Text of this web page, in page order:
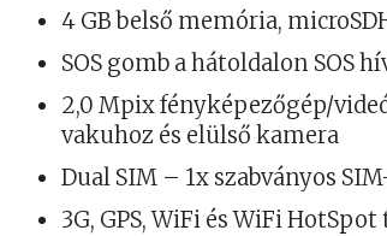
4 GB belső memória,
SOS gomb a hátoldalon SOS
2,0 Mpix fényképezőgép/
vakuhoz és elülső kamera
Dual SIM – 1x szabványos
3G, GPS, WiFi és WiFi